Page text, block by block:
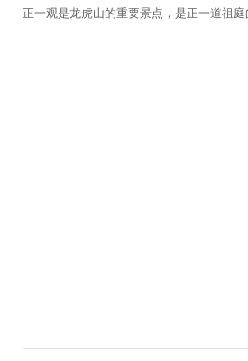
正一观是龙虎山的重要景点，是正一道祖